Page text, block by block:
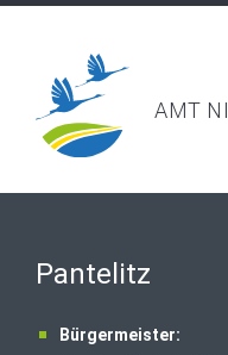
AMT
Pantelitz
Bürgermeister: